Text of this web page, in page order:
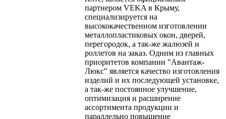
партнером VEKA в Крыму,
специализируется на
высококачественном изготовлении
металлопластиковых окон, дверей,
перегородок, а так-же жалюзей и
роллетов на заказ. Одним из главных
приоритетов компании "Авантаж-
Люкс" является качество изготовления
изделий и их последующей установке,
а так-же постоянное улучшение,
оптимизация и расширение
ассортимента продукции и
параллельно повышение